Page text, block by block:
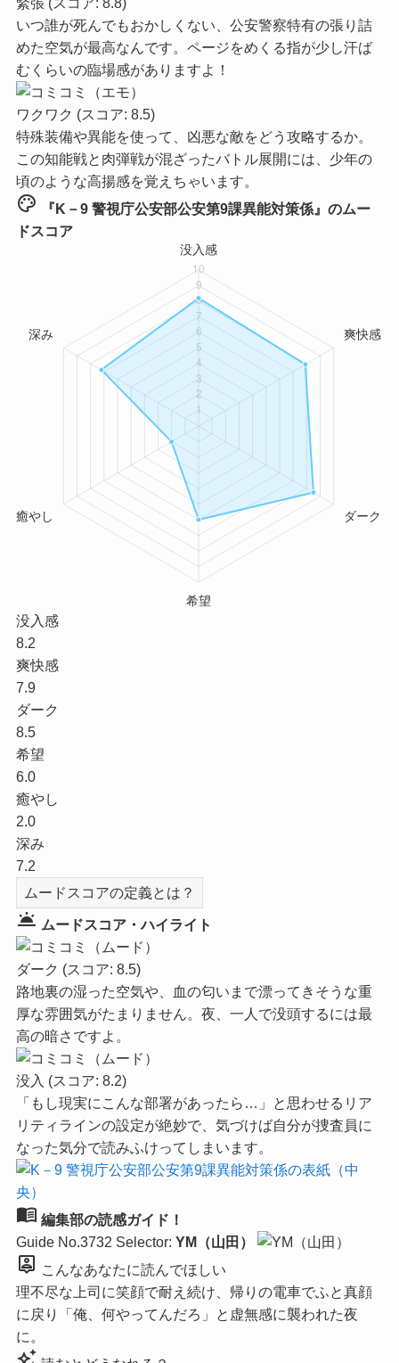
いつ誰が死んでもおかしくない、公安警察特有の張り詰
めた空気が最高なんです。ページをめくる指が少し汗ば
むくらいの臨場感がありますよ！
ワクワク (スコア: 8.5)
特殊装備や異能を使って、凶悪な敵をどう攻略するか。
この知能戦と肉弾戦が混ざったバトル展開には、少年の
頃のような高揚感を覚えちゃいます。
palette
『K－9 警視庁公安部公安第9課異能対策係』のムー
ドスコア
没入感
8.2
爽快感
7.9
ダーク
8.5
希望
6.0
癒やし
2.0
深み
7.2
ムードスコアの定義とは？
wb_twilight ムードスコア・ハイライト
ダーク (スコア: 8.5)
路地裏の湿った空気や、血の匂いまで漂ってきそうな重
厚な雰囲気がたまりません。夜、一人で没頭するには最
高の暗さですよ。
没入 (スコア: 8.2)
「もし現実にこんな部署があったら…」と思わせるリア
リティラインの設定が絶妙で、気づけば自分が捜査員に
なった気分で読みふけってしまいます。
menu_book 編集部の読感ガイド！
Guide No.3732 Selector: YM（山田）
person_pin
こんなあなたに読んでほしい
理不尽な上司に笑顔で耐え続け、帰りの電車でふと真顔
に戻り「俺、何やってんだろ」と虚無感に襲われた夜
に。